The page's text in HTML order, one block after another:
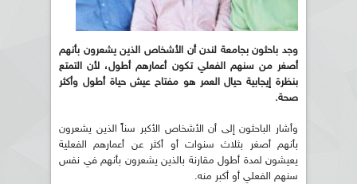
وجد باحثون بجامعة لندن أن الأشخاص الذين يشعرون بأنهم
أصغر من سنهم الفعلي تكون أعمارهم أطول، لأن التمتع
بنظرة إيجابية حيال العمر هو مفتاح عيش حياة أطول وأكثر
صحة.
وأشار الباحثون إلى أن الأشخاص الأكبر سناً الذين يشعرون
بأنهم أصغر بثلاث سنوات أو أكثر عن أعمارهم الفعلية
يعيشون لمدة أطول مقارنة بالذين يشعرون بأنهم في نفس
سنهم الفعلي أو أكبر منه.